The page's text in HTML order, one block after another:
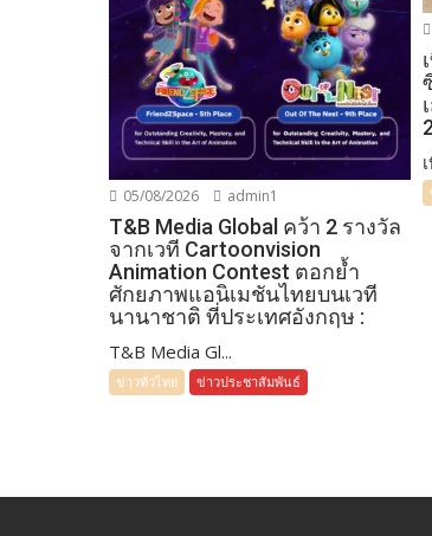
05/08/2026 admin1
T&B Media Global คว้า 2 รางวัล
จากเวที Cartoonvision
Animation Contest ตอกย้ำ
ศักยภาพแอนิเมชันไทยบนเวที
นานาชาติ ที่ประเทศอังกฤษ :
T&B Media Gl...
ข่าวทั่วไทย ข่าวประชาสัมพันธ์